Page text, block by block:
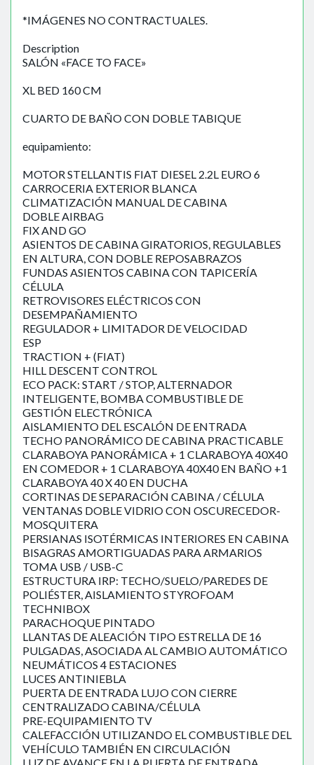
*IMÁGENES NO CONTRACTUALES.
Description
SALÓN «FACE TO FACE»
XL BED 160 CM
CUARTO DE BAÑO CON DOBLE TABIQUE
equipamiento:
MOTOR STELLANTIS FIAT DIESEL 2.2L EURO 6
CARROCERIA EXTERIOR BLANCA
CLIMATIZACIÓN MANUAL DE CABINA
DOBLE AIRBAG
FIX AND GO
ASIENTOS DE CABINA GIRATORIOS, REGULABLES
EN ALTURA, CON DOBLE REPOSABRAZOS
FUNDAS ASIENTOS CABINA CON TAPICERÍA
CÉLULA
RETROVISORES ELÉCTRICOS CON
DESEMPAÑAMIENTO
REGULADOR + LIMITADOR DE VELOCIDAD
ESP
TRACTION + (FIAT)
HILL DESCENT CONTROL
ECO PACK: START / STOP, ALTERNADOR
INTELIGENTE, BOMBA COMBUSTIBLE DE
GESTIÓN ELECTRÓNICA
AISLAMIENTO DEL ESCALÓN DE ENTRADA
TECHO PANORÁMICO DE CABINA PRACTICABLE
CLARABOYA PANORÁMICA + 1 CLARABOYA 40X40
EN COMEDOR + 1 CLARABOYA 40X40 EN BAÑO +1
CLARABOYA 40 X 40 EN DUCHA
CORTINAS DE SEPARACIÓN CABINA / CÉLULA
VENTANAS DOBLE VIDRIO CON OSCURECEDOR-
MOSQUITERA
PERSIANAS ISOTÉRMICAS INTERIORES EN CABINA
BISAGRAS AMORTIGUADAS PARA ARMARIOS
TOMA USB / USB-C
ESTRUCTURA IRP: TECHO/SUELO/PAREDES DE
POLIÉSTER, AISLAMIENTO STYROFOAM
TECHNIBOX
PARACHOQUE PINTADO
LLANTAS DE ALEACIÓN TIPO ESTRELLA DE 16
PULGADAS, ASOCIADA AL CAMBIO AUTOMÁTICO
NEUMÁTICOS 4 ESTACIONES
LUCES ANTINIEBLA
PUERTA DE ENTRADA LUJO CON CIERRE
CENTRALIZADO CABINA/CÉLULA
PRE-EQUIPAMIENTO TV
CALEFACCIÓN UTILIZANDO EL COMBUSTIBLE DEL
VEHÍCULO TAMBIÉN EN CIRCULACIÓN